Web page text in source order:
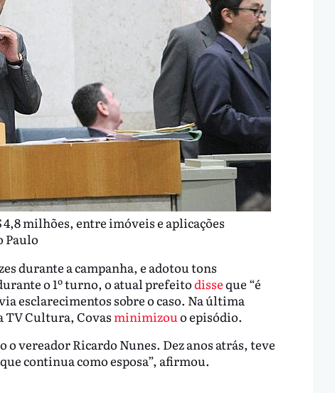
milhões, entre imóveis e aplicações
Paulo
durante a campanha, e adotou tons
o 1º turno, o atual prefeitodisseque “é
esclarecimentos sobre o caso. Na última
TV Cultura, Covas minimizou o episódio.
o vereador Ricardo Nunes. Dez anos atrás, teve
continua como esposa”, afirmou.